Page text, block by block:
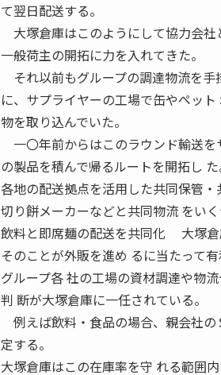
て翌日配送する。
大塚倉庫はこのようにして協力会
一般荷主の開拓に力を入れてきた。
それ以前もグループの調達物流を
に、サプライヤーの工場で缶やペッ
物を取り込んでいた。
一〇年前からはこのラウンド輸送
の製品を積んで帰るルートを開拓し た
各地の配送拠点を活用した共同保管
切り餅メーカーなどと共同物流 をいく
飲料と即席麺の配送を共同化 大塚倉
そのことが外販を進め るに当たって有
グループ各 社の工場の資材調達や物
判 断が大塚倉庫に一任されている。
例えば飲料・食品の場合、親会社
定する。
大塚倉庫はこの在庫率を守 れる範囲